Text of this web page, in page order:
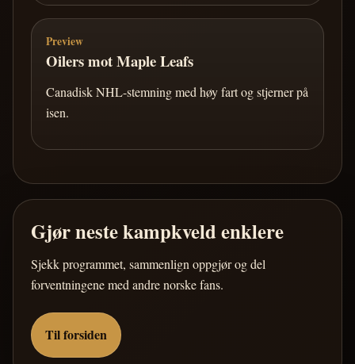
Preview
Oilers mot Maple Leafs
Canadisk NHL-stemning med høy fart og stjerner på
isen.
Gjør neste kampkveld enklere
Sjekk programmet, sammenlign oppgjør og del
forventningene med andre norske fans.
Til forsiden